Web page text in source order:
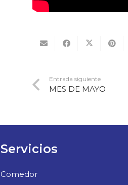
Entrada siguiente
MES DE MAYO
Servicios
Comedor